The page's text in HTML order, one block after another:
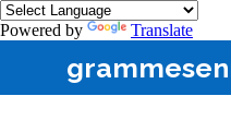
Powered by Translate